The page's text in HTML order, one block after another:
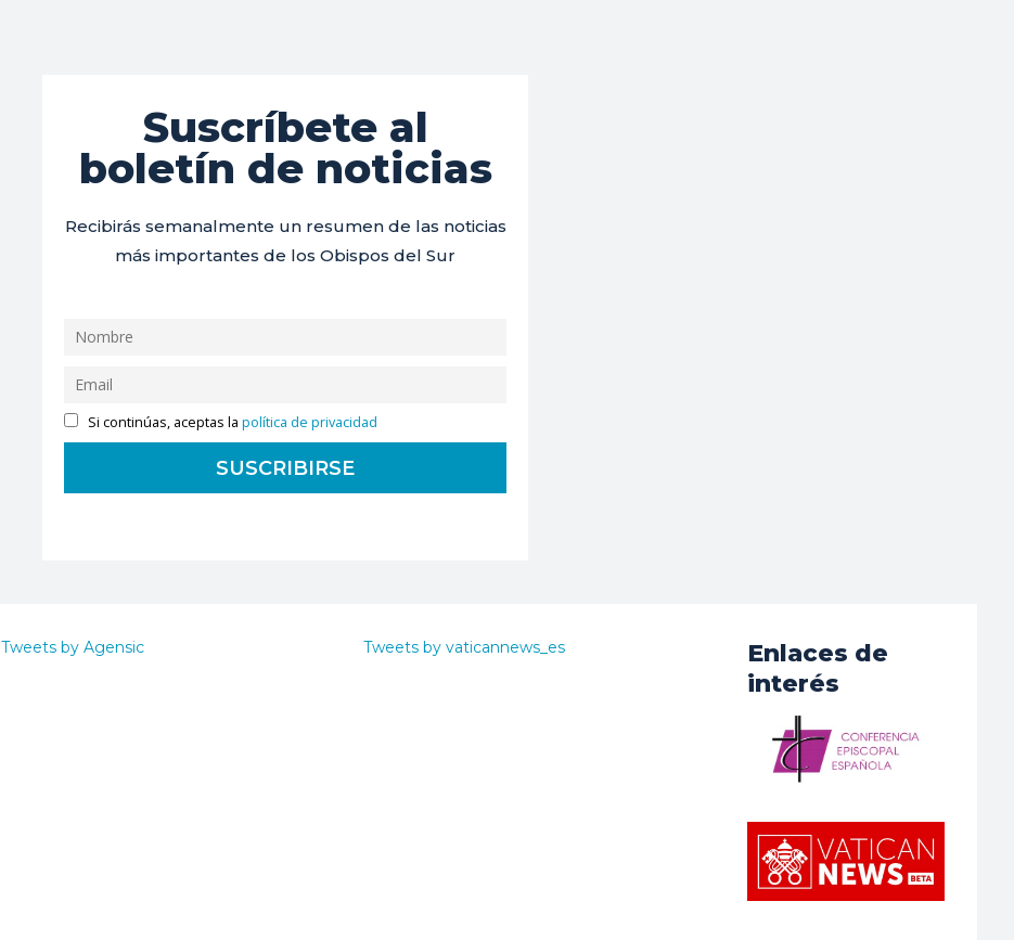
Suscríbete al
boletín de noticias
Recibirás semanalmente un resumen de las noticias
más importantes de los Obispos del Sur
Si continúas, aceptas lapolítica de privacidad
Tweets by Agensic Tweets by vaticannews_es
Enlaces de
interés